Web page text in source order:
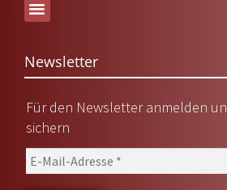
Newsletter
Für den Newsletter anmelden
sichern